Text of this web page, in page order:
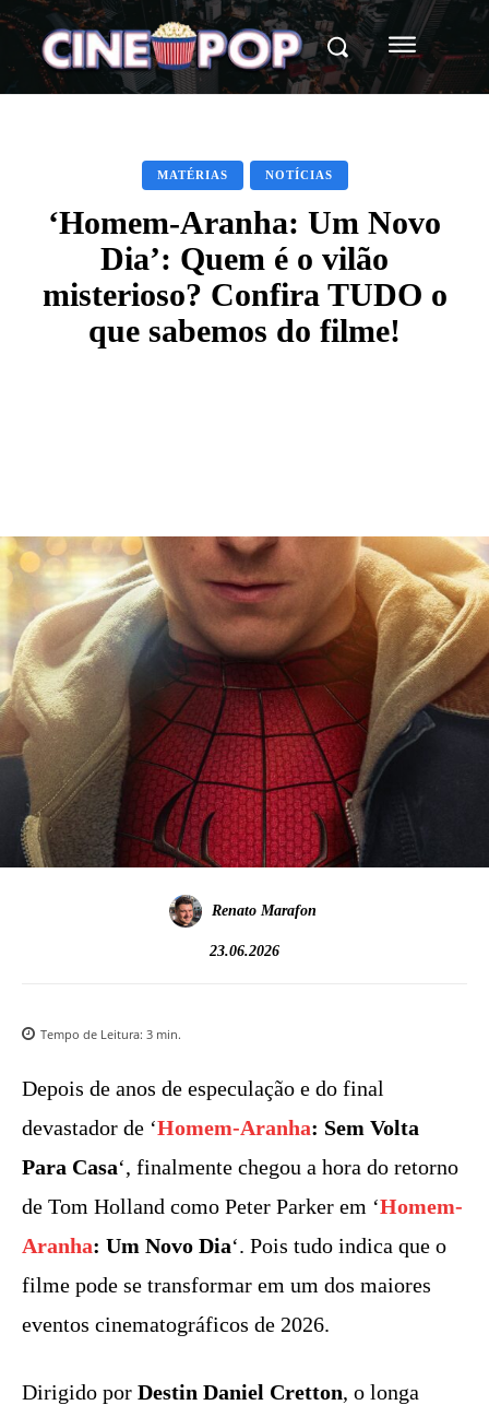
MATÉRIAS NOTÍCIAS
‘Homem-Aranha: Um Novo
Dia’: Quem é o vilão
misterioso? Confira TUDO o
que sabemos do filme!
Renato Marafon
23.06.2026
Tempo de Leitura: 3 min.
Depois de anos de especulação e do final
devastador de ‘Homem-Aranha: Sem Volta
Para Casa‘, finalmente chegou a hora do retorno
de Tom Holland como Peter Parker em ‘Homem-
Aranha: Um Novo Dia‘. Pois tudo indica que o
filme pode se transformar em um dos maiores
eventos cinematográficos de 2026.
Dirigido por Destin Daniel Cretton, o longa